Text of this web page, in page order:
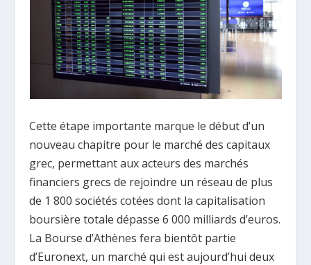
Cette étape importante marque le début d’un
nouveau chapitre pour le marché des capitaux
grec, permettant aux acteurs des marchés
financiers grecs de rejoindre un réseau de plus
de 1 800 sociétés cotées dont la capitalisation
boursière totale dépasse 6 000 milliards d’euros.
La Bourse d’Athènes fera bientôt partie
d’Euronext, un marché qui est aujourd’hui deux